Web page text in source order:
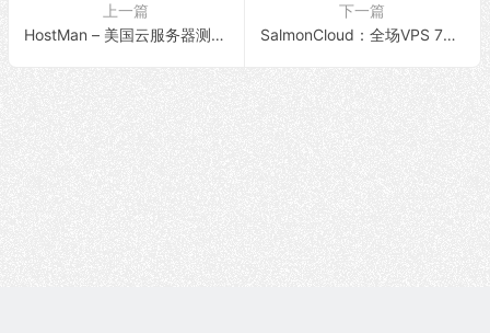
上一篇
HostMan – 美国云服务器测评，$4/月，支持按小时计费/原生IP/解锁流媒体/200Mbps带宽&无限流量
下一篇
SalmonCloud：全场VPS 7折促销，低至$2.9/月，10Gbps带宽/1T流量，可选香港/美西圣何塞地区